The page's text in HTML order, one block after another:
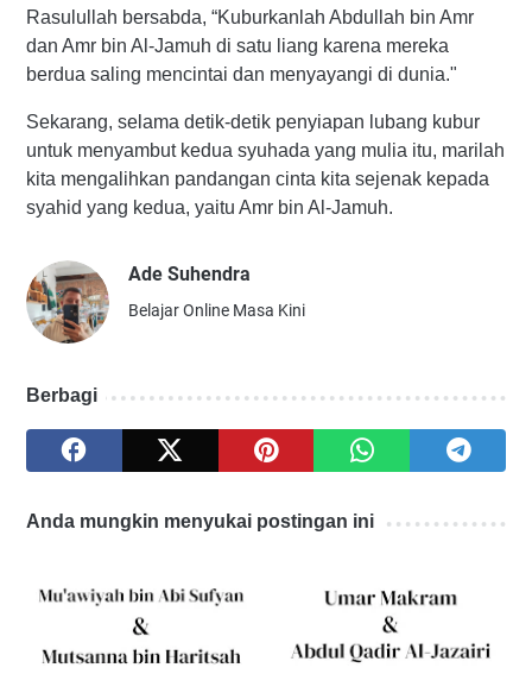
Rasulullah bersabda, “Kuburkanlah Abdullah bin Amr
dan Amr bin Al-Jamuh di satu liang karena mereka
berdua saling mencintai dan menyayangi di dunia."
Sekarang, selama detik-detik penyiapan lubang kubur
untuk menyambut kedua syuhada yang mulia itu, marilah
kita mengalihkan pandangan cinta kita sejenak kepada
syahid yang kedua, yaitu Amr bin Al-Jamuh.
Ade Suhendra
Belajar Online Masa Kini
Berbagi
Anda mungkin menyukai postingan ini